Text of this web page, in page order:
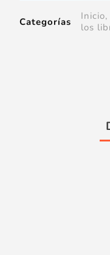
Categorías Inicio,
los